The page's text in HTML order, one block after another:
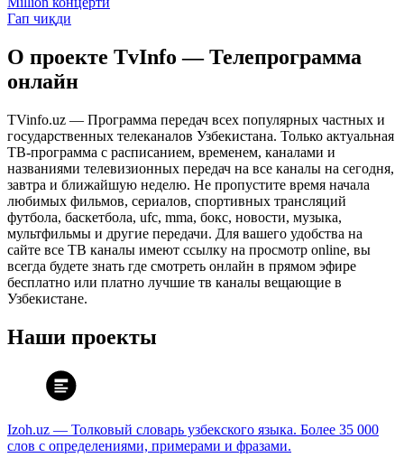
Гап чиқди
О проекте TvInfo — Телепрограмма
онлайн
TVinfo.uz — Программа передач всех популярных частных и
государственных телеканалов Узбекистана. Только актуальная
ТВ-программа с расписанием, временем, каналами и
названиями телевизионных передач на все каналы на сегодня,
завтра и ближайшую неделю. Не пропустите время начала
любимых фильмов, сериалов, спортивных трансляций
футбола, баскетбола, ufc, mma, бокс, новости, музыка,
мультфильмы и другие передачи. Для вашего удобства на
сайте все ТВ каналы имеют ссылку на просмотр online, вы
всегда будете знать где смотреть онлайн в прямом эфире
бесплатно или платно лучшие тв каналы вещающие в
Узбекистане.
Наши проекты
Izoh.uz — Толковый словарь узбекского языка. Более 35 000
слов с определениями, примерами и фразами.